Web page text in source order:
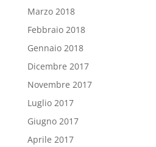
Marzo 2018
Febbraio 2018
Gennaio 2018
Dicembre 2017
Novembre 2017
Luglio 2017
Giugno 2017
Aprile 2017